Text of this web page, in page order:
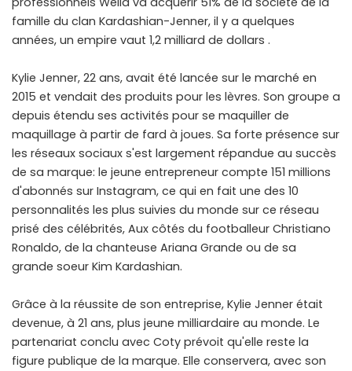
famille du clan Kardashian-Jenner, il y a quelques
années, un empire vaut 1,2 milliard de dollars .
Kylie Jenner, 22 ans, avait été lancée sur le marché en
2015 et vendait des produits pour les lèvres. Son groupe a
depuis étendu ses activités pour se maquiller de
maquillage à partir de fard à joues. Sa forte présence sur
les réseaux sociaux s'est largement répandue au succès
de sa marque: le jeune entrepreneur compte 151 millions
d'abonnés sur Instagram, ce qui en fait une des 10
personnalités les plus suivies du monde sur ce réseau
prisé des célébrités, Aux côtés du footballeur Christiano
Ronaldo, de la chanteuse Ariana Grande ou de sa
grande soeur Kim Kardashian.
Grâce à la réussite de son entreprise, Kylie Jenner était
devenue, à 21 ans, plus jeune milliardaire au monde. Le
partenariat conclu avec Coty prévoit qu'elle reste la
figure publique de la marque. Elle conservera, avec son